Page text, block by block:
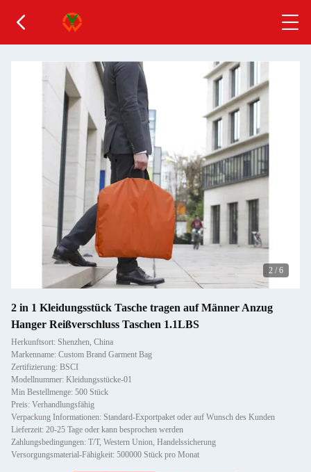
2 / 6
2 in 1 Kleidungsstück Tasche tragen auf Männer Anzug
Hanger Reißverschluss Taschen 1.1LBS
Herkunftsort: Shenzhen, China
Markenname: Custom Brand Garment Bag
Zertifizierung: BSCI
Modellnummer: Kleidungsstücke-01
Min Bestellmenge: 500 Stück
Preis: Verhandlungsfähig
Verpackung Informationen: Standard-Exportpaket oder auf Wunsch des Kunden
Lieferzeit: 20-25 Tage oder kann besprochen werden
Zahlungsbedingungen: T/T, Western Union, Handelssicherung
Versorgungsmaterial-Fähigkeit: 500000 Stück pro Monat